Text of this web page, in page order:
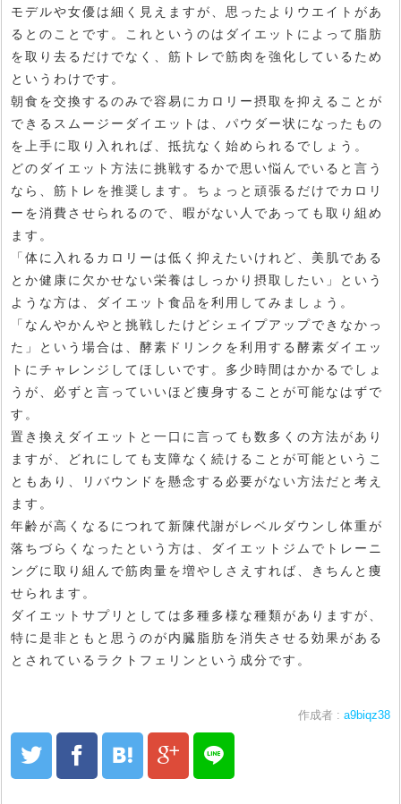
モデルや女優は細く見えますが、思ったよりウエイトがあ
るとのことです。これというのはダイエットによって脂肪
を取り去るだけでなく、筋トレで筋肉を強化しているため
というわけです。
朝食を交換するのみで容易にカロリー摂取を抑えることが
できるスムージーダイエットは、パウダー状になったもの
を上手に取り入れれば、抵抗なく始められるでしょう。
どのダイエット方法に挑戦するかで思い悩んでいると言う
なら、筋トレを推奨します。ちょっと頑張るだけでカロリ
ーを消費させられるので、暇がない人であっても取り組め
ます。
「体に入れるカロリーは低く抑えたいけれど、美肌である
とか健康に欠かせない栄養はしっかり摂取したい」という
ような方は、ダイエット食品を利用してみましょう。
「なんやかんやと挑戦したけどシェイプアップできなかっ
た」という場合は、酵素ドリンクを利用する酵素ダイエッ
トにチャレンジしてほしいです。多少時間はかかるでしょ
うが、必ずと言っていいほど痩身することが可能なはずで
す。
置き換えダイエットと一口に言っても数多くの方法があり
ますが、どれにしても支障なく続けることが可能というこ
ともあり、リバウンドを懸念する必要がない方法だと考え
ます。
年齢が高くなるにつれて新陳代謝がレベルダウンし体重が
落ちづらくなったという方は、ダイエットジムでトレーニ
ングに取り組んで筋肉量を増やしさえすれば、きちんと痩
せられます。
ダイエットサプリとしては多種多様な種類がありますが、
特に是非ともと思うのが内臓脂肪を消失させる効果がある
とされているラクトフェリンという成分です。
作成者 : a9biqz38